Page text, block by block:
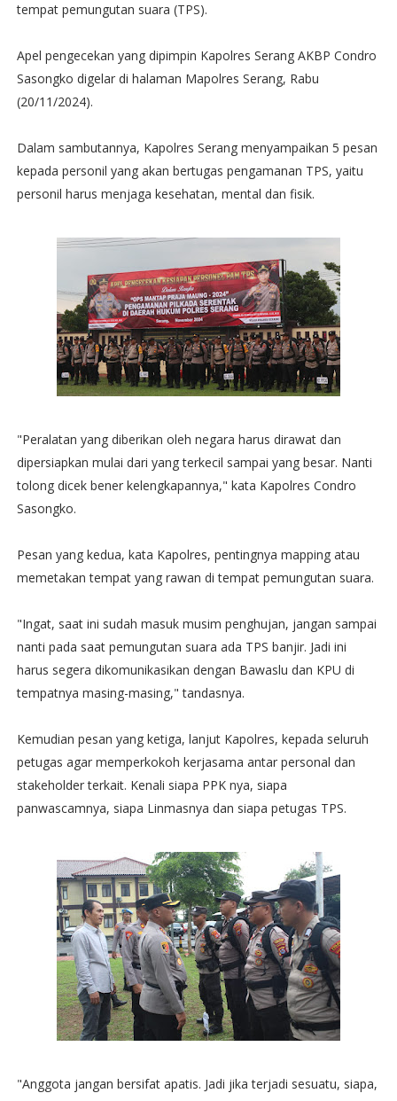
tempat pemungutan suara (TPS).
Apel pengecekan yang dipimpin Kapolres Serang AKBP Condro
Sasongko digelar di halaman Mapolres Serang, Rabu
(20/11/2024).
Dalam sambutannya, Kapolres Serang menyampaikan 5 pesan
kepada personil yang akan bertugas pengamanan TPS, yaitu
personil harus menjaga kesehatan, mental dan fisik.
"Peralatan yang diberikan oleh negara harus dirawat dan
dipersiapkan mulai dari yang terkecil sampai yang besar. Nanti
tolong dicek bener kelengkapannya," kata Kapolres Condro
Sasongko.
Pesan yang kedua, kata Kapolres, pentingnya mapping atau
memetakan tempat yang rawan di tempat pemungutan suara.
"Ingat, saat ini sudah masuk musim penghujan, jangan sampai
nanti pada saat pemungutan suara ada TPS banjir. Jadi ini
harus segera dikomunikasikan dengan Bawaslu dan KPU di
tempatnya masing-masing," tandasnya.
Kemudian pesan yang ketiga, lanjut Kapolres, kepada seluruh
petugas agar memperkokoh kerjasama antar personal dan
stakeholder terkait. Kenali siapa PPK nya, siapa
panwascamnya, siapa Linmasnya dan siapa petugas TPS.
"Anggota jangan bersifat apatis. Jadi jika terjadi sesuatu, siapa,